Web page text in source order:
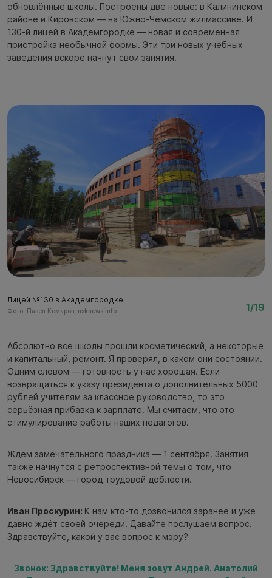
обновлённые школы. Построены две новые: в Калининском
районе и Кировском — на Южно-Чемском жилмассиве. И
130-й лицей в Академгородке — новая и современная
пристройка необычной формы. Эти три новых учебных
заведения вскоре начнут свои занятия.
Лицей №130 в Академгородке
Фото: Павел Комаров, nsknews.info 1/19
Абсолютно все школы прошли косметический, а некоторые
и капитальный, ремонт. Я проверял, в каком они состоянии.
Одним словом — готовность у нас хорошая. Если
возвращаться к указу президента о дополнительных 5000
рублей учителям за классное руководство, то это
серьёзная прибавка к зарплате. Мы считаем, что это
стимулирование работы наших педагогов.
Ждём замечательного праздника — 1 сентября. Занятия
также начнутся с ретроспективной темы о том, что
Новосибирск — город трудовой доблести.
Иван Проскурин: К нам кто-то дозвонился заранее и уже
давно ждёт своей очереди. Давайте послушаем вопрос.
Здравствуйте, какой у вас вопрос к мэру?
Звонок: Здравствуйте! Меня зовут Андрей. Анатолий